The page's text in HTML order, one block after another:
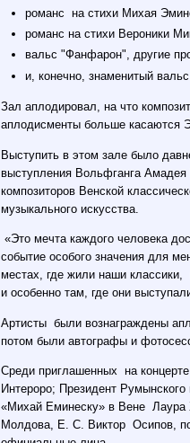
романс на стихи Михая
романс на стихи Вероники
вальс "Фанфарон", другие
и, конечно, знаменитый
Зал аплодировал, на что
аплодисменты больше касаются
Выступить в этом зале было
выступления Вольфганга
композиторов Венской
музыкального искусства.
«Это мечта каждого человека
событие особого значения для
местах, где жили наши
и особенно там, где они
Артисты были вознаграждены
потом были автографы и
Среди приглашенных на
Интероро; Президент
«Михай Еминеску» в Вене Лаура
Молдова, E. С. Виктор Осипов,